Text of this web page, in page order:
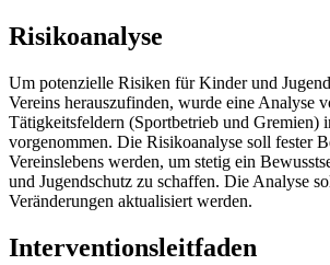
Risikoanalyse
Um potenzielle Risiken für Kinder und
Vereins herauszufinden, wurde eine Analyse
Tätigkeitsfeldern (Sportbetrieb und Gremien)
vorgenommen. Die Risikoanalyse soll fester
Vereinslebens werden, um stetig ein
und Jugendschutz zu schaffen. Die Analyse
Veränderungen aktualisiert werden.
Interventionsleitfaden